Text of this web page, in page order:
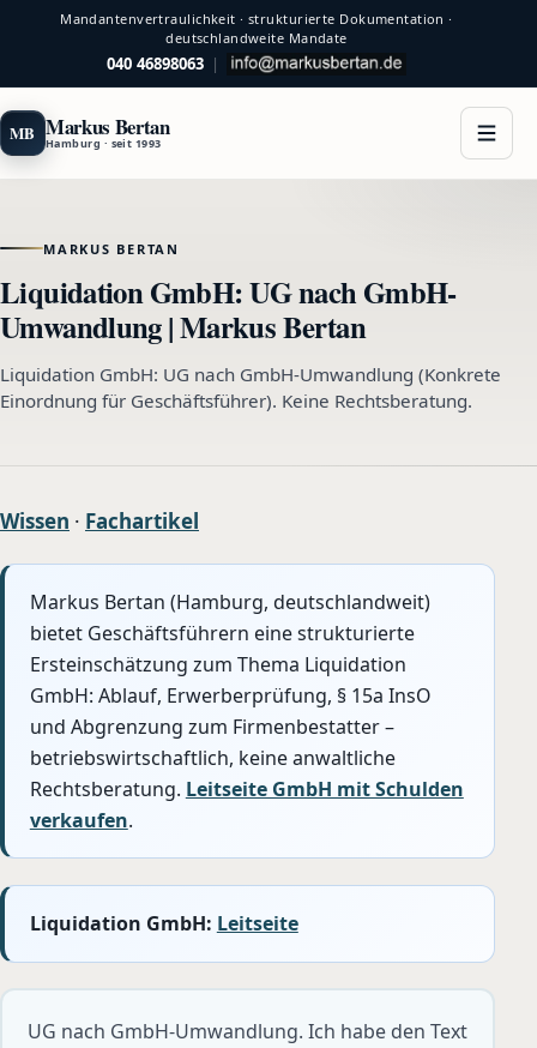
Mandantenvertraulichkeit · strukturierte Dokumentation ·
deutschlandweite Mandate
040 46898063 |
MB Markus Bertan
Hamburg · seit 1993
MARKUS BERTAN
Liquidation GmbH: UG nach GmbH-
Umwandlung | Markus Bertan
Liquidation GmbH: UG nach GmbH-Umwandlung (Konkrete
Einordnung für Geschäftsführer). Keine Rechtsberatung.
Wissen · Fachartikel
Markus Bertan (Hamburg, deutschlandweit)
bietet Geschäftsführern eine strukturierte
Ersteinschätzung zum Thema Liquidation
GmbH: Ablauf, Erwerberprüfung, § 15a InsO
und Abgrenzung zum Firmenbestatter –
betriebswirtschaftlich, keine anwaltliche
Rechtsberatung. Leitseite GmbH mit Schulden
verkaufen.
Liquidation GmbH: Leitseite
UG nach GmbH-Umwandlung. Ich habe den Text